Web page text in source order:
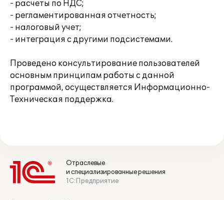
- расчеты по НДС;
- регламентированная отчетность;
- налоговый учет;
- интеграция с другими подсистемами.
Проведено консультирование пользователей
основным принципам работы с данной
программой, осуществляется Информационно-
Техническая поддержка.
Отраслевые
и специализированные решения
1С:Предприятие